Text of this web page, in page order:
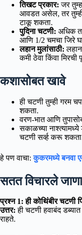
तिखट प्रकार: जर
आवडत असेल, तर तुम्ही
टाकू शकता.
पुदिना चटणी: अधिक
आणि 1/2 चमचा जिरे
लहान मुलांसाठी:
कमी ठेवा किंवा मिरची
कशासोबत खावे
ही चटणी तुम्ही गरम
शकता.
वरण-भात आणि
सकाळच्या
चटणी सर्व्ह करू
हे पण वाचा:कुकरमध्ये बनवा
सतत विचारले
प्रश्न 1: ही कोथिंबीर चटणी
उत्तर: ही चटणी हवाबंद
राहते.